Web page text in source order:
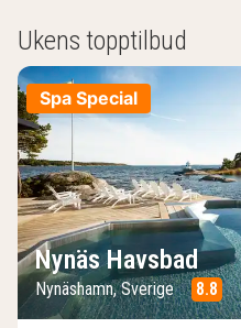
Ukens topptilbud
Spa Special
Nynäs Havsbad
Nynäshamn, Sverige 8.8